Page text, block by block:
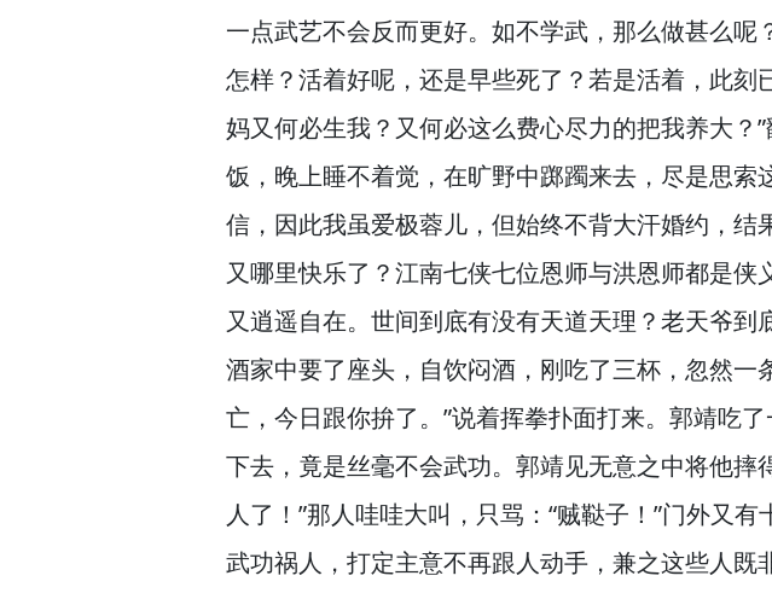
一点武艺不会反而更好。 如不学武， 那么做甚么呢
怎样？活着好呢， 还是早些死了？若是活着， 此刻
妈又何必生我？ 又何必这么费心尽力的把我养大？”
饭， 晚上睡不着觉， 在旷野中踯躅来去， 尽是思索
信， 因此我虽爱极蓉儿， 但始终不背大汗婚约， 结
又哪里快乐了？江南七侠七位恩师与洪恩师都是侠
又逍遥自在。 世间到底有没有天道天理？老天爷到
酒家中要了座头， 自饮闷酒， 刚吃了三杯， 忽然一
亡， 今日跟你拚了。”说着挥拳扑面打来。 郭靖吃了
下去， 竟是丝毫不会武功。 郭靖见无意之中将他摔
人了！”那人哇哇大叫， 只骂：“贼鞑子！”门外又有
武功祸人， 打定主意不再跟人动手， 兼之这些人既